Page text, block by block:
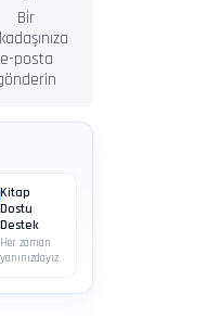
Bir
e-posta
Kitap
Dostu
Destek
Her zaman
yanınızdayız